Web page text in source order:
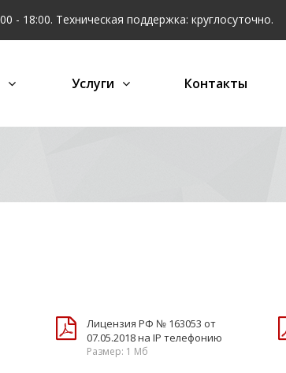
- 18:00. Техническая поддержка: круглосуточно.
Услуги Контакты
Лицензия РФ № 163053 от
07.05.2018 на IP телефонию
Размер: 1 Мб